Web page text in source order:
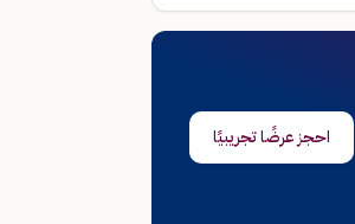
احجز عرضًا تجريبيًا